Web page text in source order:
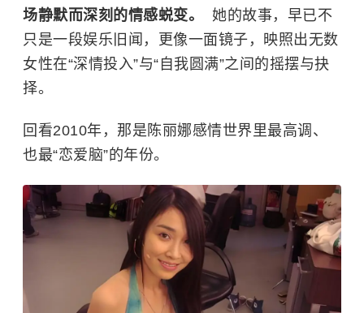
场静默而深刻的情感蜕变。
​ 她的故事，早已不
只是一段娱乐旧闻，更像一面镜子，映照出无数
女性在“深情投入”与“自我圆满”之间的摇摆与抉
择。
回看2010年，那是 陈丽娜感情世界里最高调、
也最“恋爱脑”的年份。